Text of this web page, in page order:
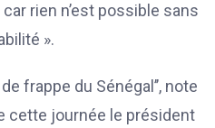
rien n’est possible sans
».
frappe du Sénégal’’, note
cette journée le président